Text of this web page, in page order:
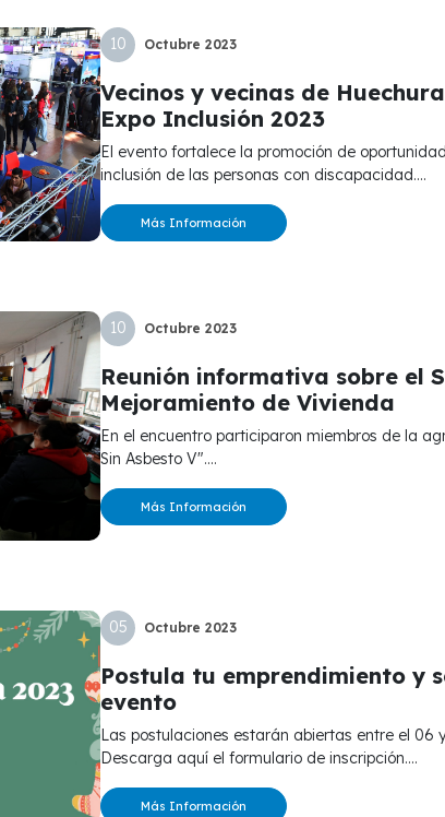
10 Octubre2023
Vecinos y vecinas de
Expo Inclusión 2023
El evento fortalece la promoción de oportunidades de trabajo y la
inclusión de las personas con discapacidad....
Más Información
10 Octubre2023
Reunión informativa sobre el
Mejoramiento de Vivienda
En el encuentro participaron miembros de la agrupación "Huechuraba
Sin Asbesto V"....
Más Información
05 Octubre2023
Postula tu emprendimiento y
evento
Las postulaciones estarán abiertas entre el 06 y el 26 de octubre.
Descarga aquí el formulario de inscripción....
Más Información